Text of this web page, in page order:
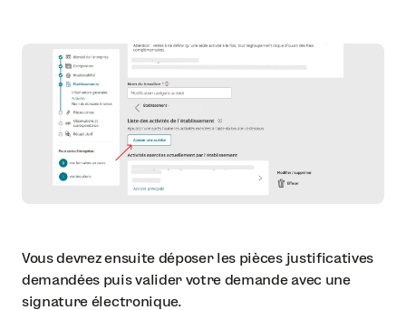
Vous devrez ensuite déposer les pièces justificatives
demandées puis valider votre demande avec une
signature électronique.